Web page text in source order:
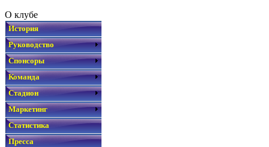
О клубе
История
Руководство
Спонсоры
Команда
Стадион
Маркетинг
Статистика
Пресса